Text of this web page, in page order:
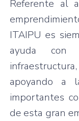
Referente al
ITAIPU es
ayuda con
apoyando a
importantes
de esta gran